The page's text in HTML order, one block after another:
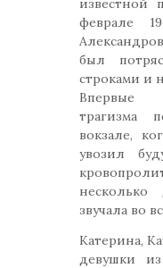
известной
феврале
был
строками и
Впервые
трагизма
вокзале,
увозил
звучала во
Катерина,
девушки